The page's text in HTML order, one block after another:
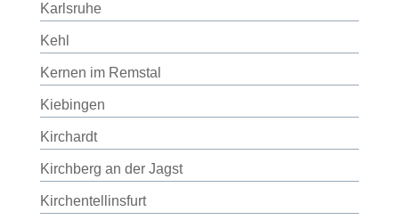
Karlsruhe
Kehl
Kernen im Remstal
Kiebingen
Kirchardt
Kirchberg an der Jagst
Kirchentellinsfurt